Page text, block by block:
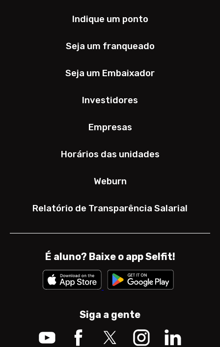
Indique um ponto
Seja um franqueado
Seja um Embaixador
Investidores
Empresas
Horários das unidades
Weburn
Relatório de Transparência Salarial
É aluno? Baixe o app Selfit!
Siga a gente